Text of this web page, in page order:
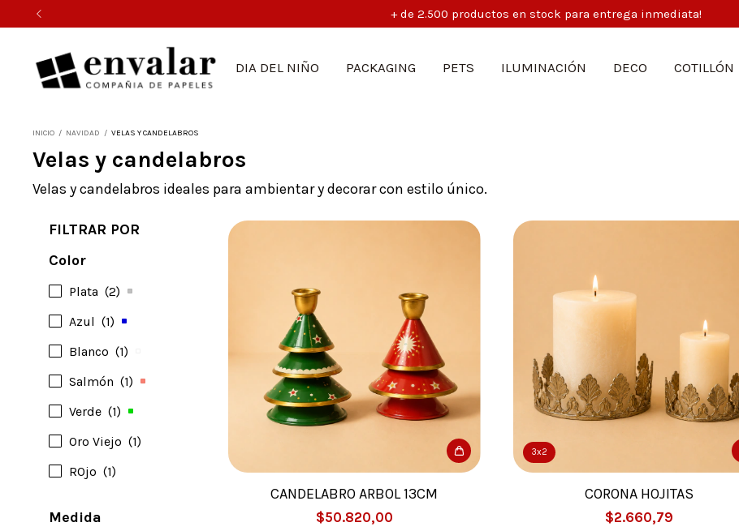
5% off abonando por transferencia bancaria
DIA DEL NIÑO PACKAGING PETS ILUMINACIÓN DECO COTILLÓN
INICIO / NAVIDAD / VELAS Y CANDELABROS
Velas y candelabros
Velas y candelabros ideales para ambientar y decorar con estilo único.
FILTRAR POR
Color
Plata (2)
Azul (1)
Blanco (1)
Salmón (1)
Verde (1)
Oro Viejo (1)
R0jo (1)
Medida
CANDELABRO ARBOL 13CM
$50.820,00
3x2
CORONA HOJITAS
$2.660,79